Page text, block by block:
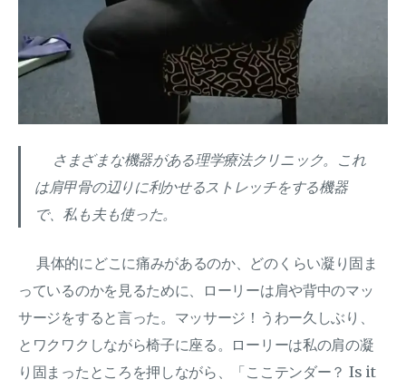
さまざまな機器がある理学療法クリニック。これ
は肩甲骨の辺りに利かせるストレッチをする機器
で、私も夫も使った。
具体的にどこに痛みがあるのか、どのくらい凝り固ま
っているのかを見るために、ローリーは肩や背中のマッ
サージをすると言った。マッサージ！うわー久しぶり、
とワクワクしながら椅子に座る。ローリーは私の肩の凝
り固まったところを押しながら、「ここテンダー？ Is it